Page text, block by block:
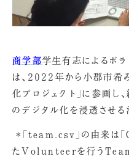
商学部学生有志によるボ
は、2022年から小郡市希
化プロジェクト」に参画し
のデジタル化を浸透させる
＊「team.csv」の由来
たVolunteerを行うTeam